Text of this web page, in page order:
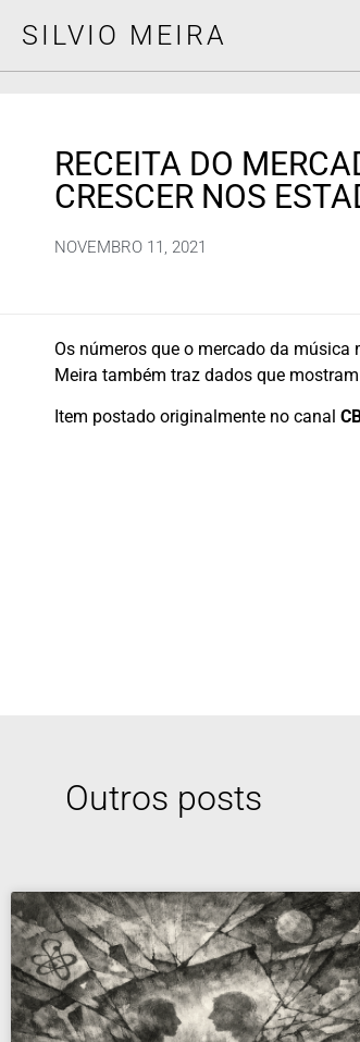
SILVIO MEIRA
RECEITA DO
CRESCER NOS
NOVEMBRO 11, 2021
Os números que o mercado da
Meira também traz dados que
Item postado originalmente no canal
Outros posts